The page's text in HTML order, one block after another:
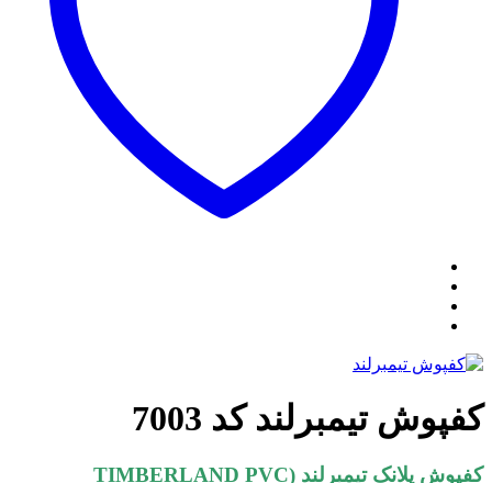
کفپوش تیمبرلند کد 7003
کفپوش پلانک تیمبرلند (TIMBERLAND PVC